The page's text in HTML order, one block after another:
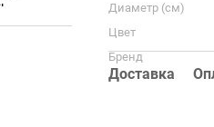
Диаметр (см)
Цвет
Бренд
Доставка